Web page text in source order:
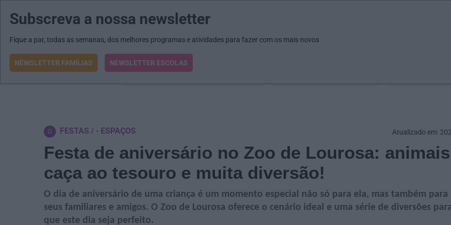
MENU MAIL JORNAIS
O que procura?
FESTAS - ESPAÇOS
Festa de aniversário no Zoo de Lourosa:
caça ao tesouro e muita diversão!
O dia de aniversário de uma criança é um momento especial não só para ela, mas também para
seus familiares e amigos. O Zoo de Lourosa oferece o cenário ideal e uma série de diversões
que este dia seja perfeito.
Atualizado em:
Subscreva a nossa newsletter
Fique a par, todas as semanas, dos melhores programas e atividades para fazer com os mais novos
NEWSLETTER FAMÍLIAS NEWSLETTER ESCOLAS